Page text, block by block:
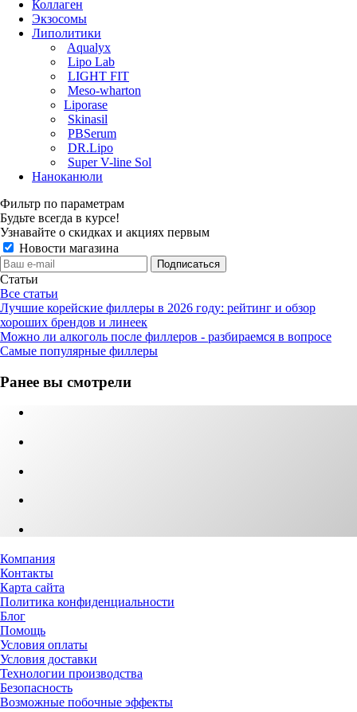
Коллаген
Экзосомы
Липолитики
Aqualyx
Lipo Lab
LIGHT FIT
Meso-wharton
Liporase
Skinasil
PBSerum
DR.Lipo
Super V-line Sol
Наноканюли
Фильтр по параметрам
Будьте всегда в курсе!
Узнавайте о скидках и акциях первым
Новости магазина
Статьи
Все статьи
Лучшие корейские филлеры в 2026 году: рейтинг и обзор
хороших брендов и линеек
Можно ли алкоголь после филлеров - разбираемся в вопросе
Самые популярные филлеры
Ранее вы смотрели
Компания
Контакты
Карта сайта
Политика конфиденциальности
Блог
Помощь
Условия оплаты
Условия доставки
Технологии производства
Безопасность
Возможные побочные эффекты